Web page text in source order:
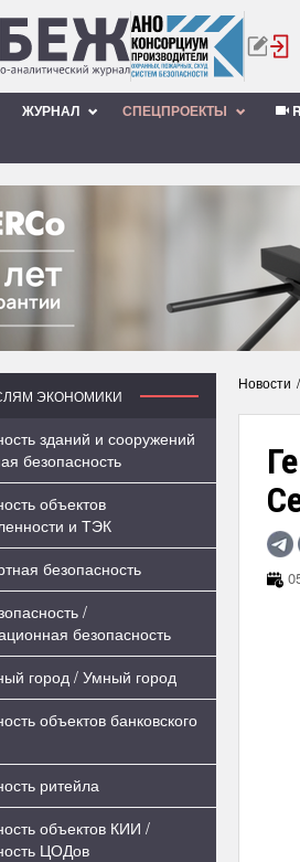
ЖУРНАЛ СПЕЦПРОЕКТЫ
ЭКОНОМИКИ
зданий и сооружений
безопасность
объектов
и ТЭК
безопасность
/
безопасность
город / Умный город
объектов банковского
ритейла
объектов КИИ /
ЦОДов
Новости